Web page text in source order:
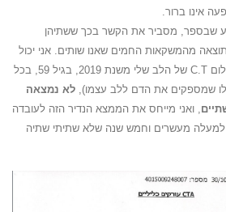
אינו ברור.
שבספר, מסביר את הקשר בכך ששתיהן
מהמשקאות החמים שאנו שותים. אני יכול
להעיד על עצמי שבצילום C.T של הלב שלי משנת 2019, בגיל 59, בכל
שמספקים את הדם ללב עצמו), לא נמצאה
, ואני מייחס את הממצא הנדיר הזה לעובדה
למעלה מעשרים וחמש שנה שלא שתיתי שתיה